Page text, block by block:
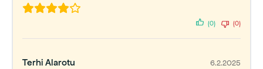
(0) (0)
Terhi Alarotu 6.2.2025